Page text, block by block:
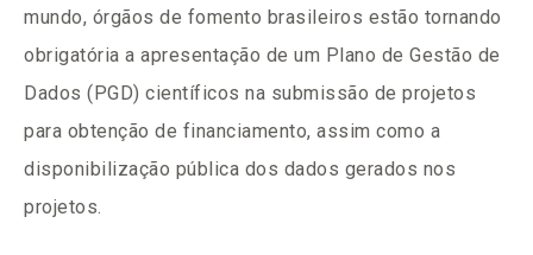
mundo, órgãos de fomento brasileiros estão tornando
obrigatória a apresentação de um Plano de Gestão de
Dados (PGD) científicos na submissão de projetos
para obtenção de financiamento, assim como a
disponibilização pública dos dados gerados nos
projetos.